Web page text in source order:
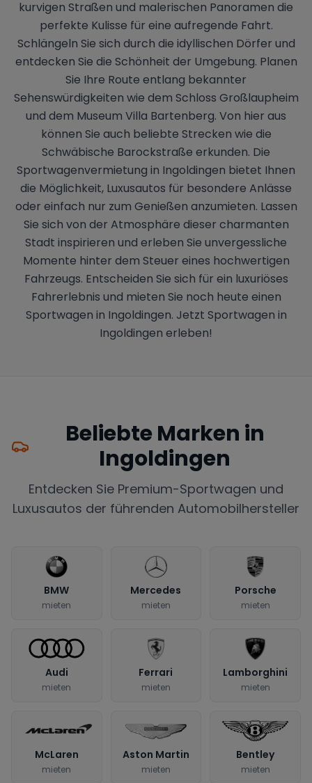
kurvigen Straßen und malerischen Panoramen die
perfekte Kulisse für eine aufregende Fahrt.
Schlängeln Sie sich durch die idyllischen Dörfer und
entdecken Sie die Schönheit der Umgebung. Planen
Sie Ihre Route entlang bekannter
Sehenswürdigkeiten wie dem Schloss Großlaupheim
und dem Museum Villa Bartenberg. Von hier aus
können Sie auch beliebte Strecken wie die
Schwäbische Barockstraße erkunden. Die
Sportwagenvermietung in Ingoldingen bietet Ihnen
die Möglichkeit, Luxusautos für besondere Anlässe
oder einfach nur zum Genießen anzumieten. Lassen
Sie sich von der Atmosphäre dieser charmanten
Stadt inspirieren und erleben Sie unvergessliche
Momente hinter dem Steuer eines hochwertigen
Fahrzeugs. Entscheiden Sie sich für ein luxuriöses
Fahrerlebnis und mieten Sie noch heute einen
Sportwagen in Ingoldingen. Jetzt Sportwagen in
Ingoldingen erleben!
Beliebte Marken in
Ingoldingen
Entdecken Sie Premium-Sportwagen und
Luxusautos der führenden Automobilhersteller
BMW
mieten
Mercedes
mieten
Porsche
mieten
Audi
mieten
Ferrari
mieten
Lamborghini
mieten
McLaren
mieten
Aston Martin
mieten
Bentley
mieten